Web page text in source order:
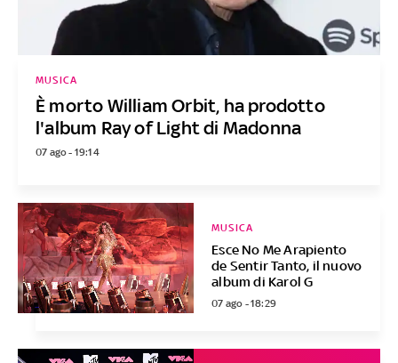
È morto William Orbit, ha prodotto
l'album Ray of Light di Madonna
MUSICA
07 ago - 19:14
Esce No Me Arapiento
de Sentir Tanto, il nuovo
album di Karol G
MUSICA
07 ago - 18:29